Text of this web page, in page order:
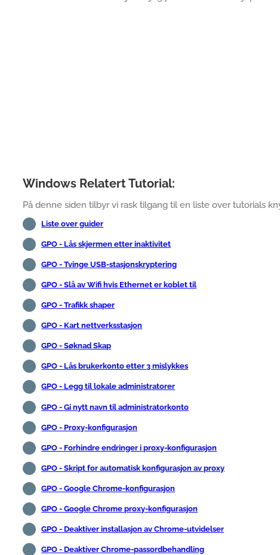
Windows Relatert Tutorial:
På denne siden tilbyr vi rask tilgang til en liste over tutorials
Liste over guider
GPO - Lås skjermen etter inaktivitet
GPO - Tvinge USB-stasjonskryptering
GPO - Slå av Wifi hvis Ethernet er koblet til
GPO - Trafikk shaper
GPO - Kart nettverksstasjon
GPO - Søknad Skap
GPO - Lås brukerkonto etter 3 mislykkes
GPO - Legg til lokale administratorer
GPO - Gi nytt navn til administratorkonto
GPO - Proxy-konfigurasjon
GPO - Forhindre endringer i proxy-konfigurasjon
GPO - Skript for automatisk konfigurasjon av proxy
GPO - Google Chrome-konfigurasjon
GPO - Google Chrome proxy-konfigurasjon
GPO - Deaktiver installasjon av Chrome-utvidelser
GPO - Deaktiver Chrome-passordbehandling